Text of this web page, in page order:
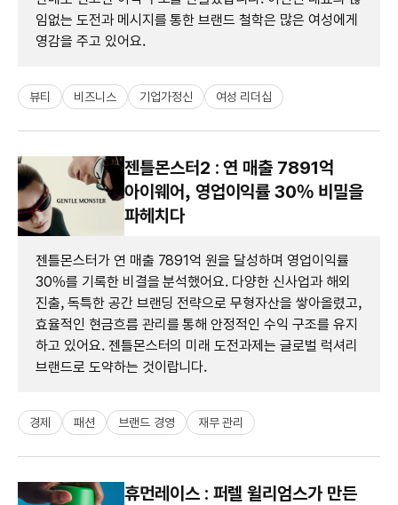
임없는 도전과 메시지를 통한 브랜드 철학은 많은 여성에게
영감을 주고 있어요.
뷰티 비즈니스 기업가정신 여성 리더십
젠틀몬스터2 : 연 매출 7891억
아이웨어, 영업이익률 30% 비밀을
파헤치다
젠틀몬스터가 연 매출 7891억 원을 달성하며 영업이익률
30%를 기록한 비결을 분석했어요. 다양한 신사업과 해외
진출, 독특한 공간 브랜딩 전략으로 무형자산을 쌓아올렸고,
효율적인 현금흐름 관리를 통해 안정적인 수익 구조를 유지
하고 있어요. 젠틀몬스터의 미래 도전과제는 글로벌 럭셔리
브랜드로 도약하는 것이랍니다.
경제 패션 브랜드 경영 재무 관리
휴먼레이스 : 퍼렐 윌리엄스가 만든